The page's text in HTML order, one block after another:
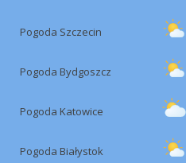
Pogoda Szczecin
Pogoda Bydgoszcz
Pogoda Katowice
Pogoda Białystok